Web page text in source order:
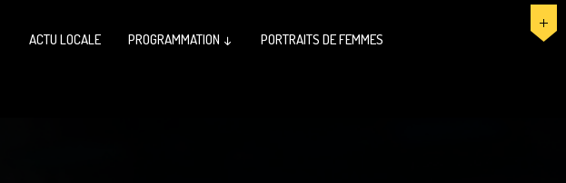
ACTU LOCALE PROGRAMMATION ↓ PORTRAITS DE FEMMES